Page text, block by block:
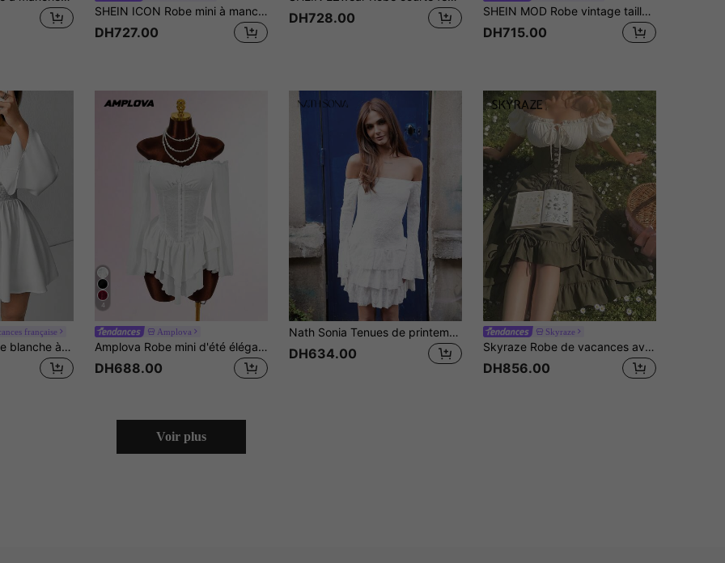
SHEIN ICON Robe mini à manches évasées et taille cintrée de couleur unie pour femmes
DH727.00
DH728.00 SHEIN MOD Robe vintage taille haute à empiècement, style 2 en 1 avec ourlet asymétrique, volants à ourlet Top-bas, manches longues lanternes - Tenue de fête, style princesse, robe de soirée formelle, robe de fête ; Parfait pour les vacances, les rendez-vous, les pique-niques, les fêtes, le bal de promo, les festivals et les anniversaires ; Style vintage romantique de la cour
DH715.00
française
SHEIN PETITE Robe blanche à épaules dénudées avec volants et manches cloche, robes d'été, vêtements de printemps, pour femmes de petite taille
4
Amplova
Amplova Robe mini d'été élégante blanche pour femme, style rétro Y2K, manches longues, en jacquard plissé, avec ceinture à nouer, volants et épaules dénudées, coupe trapèze
DH688.00
Nath Sonia Tenues de printemps pour femmes, style hippie boho, tenues de plage, tenues de vacances, tenues de printemps, robe mini à volants blanche à manches longues et épaules dénudées, style fairycore
DH634.00
Skyraze
Skyraze Robe de vacances avec épaules dénudées, taille cintrée et ourlet asymétrique
DH856.00
Voir plus